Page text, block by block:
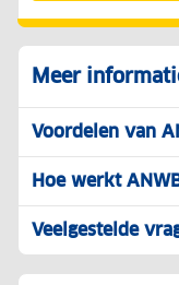
Meer
Voordelen van
Hoe werkt
Veelgestelde